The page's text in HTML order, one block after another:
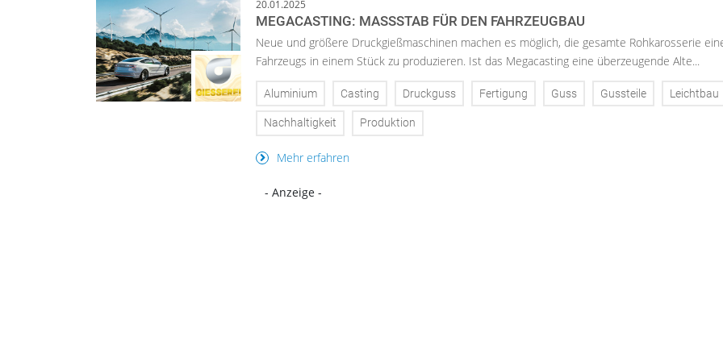
20.01.2025
MEGACASTING: MASSSTAB FÜR DEN FAHRZEUGBAU
Neue und größere Druckgießmaschinen machen es möglich, die gesamte Rohkarosserie
Fahrzeugs in einem Stück zu produzieren. Ist das Megacasting eine überzeugende Alte...
Aluminium Casting Druckguss Fertigung Guss Gussteile Leichtbau
Nachhaltigkeit Produktion
Mehr erfahren
- Anzeige -